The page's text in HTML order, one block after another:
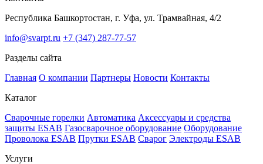
Республика Башкортостан, г. Уфа, ул. Трамвайная, 4/2
info@svarpt.ru +7 (347) 287-77-57
Разделы сайта
Главная О компании Партнеры Новости Контакты
Каталог
Cварочные горелки Автоматика Аксессуары и средства
защиты ESAB Газосварочное оборудование Оборудование
Проволока ESAB Прутки ESAB Сварог Электроды ESAB
Услуги